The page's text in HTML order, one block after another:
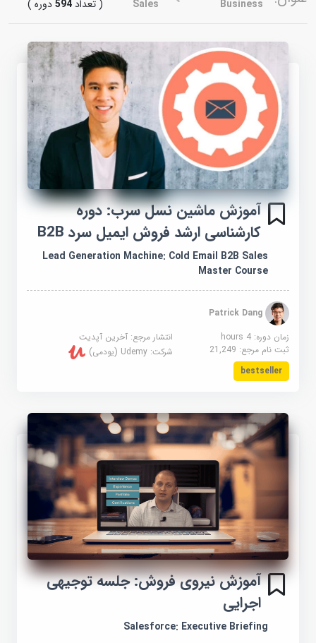
Business
Sales ( تعداد594 دوره )
آموزش ماشین نسل سرب: دوره
کارشناسی ارشد فروش ایمیل سرد B2B
Lead Generation Machine: Cold Email B2B Sales
Master Course
Patrick Dang
زمان دوره: 4 hours
انتشار مرجع:آخرین آپدیت
ثبت نام مرجع:21,249 شرکت:Udemy (یودمی)
bestseller
آموزش نیروی فروش: جلسه توجیهی
اجرایی
Salesforce: Executive Briefing